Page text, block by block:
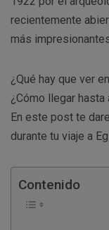
recientemente
más
¿Qué hay que ver
¿Cómo llegar
En este post te
durante tu viaje a
Contenido